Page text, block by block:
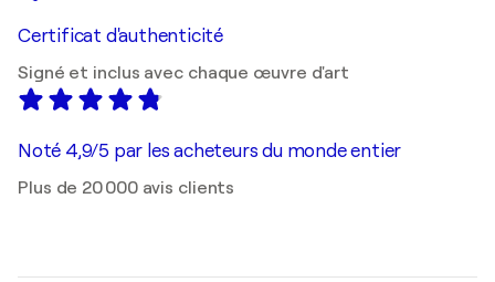
Certificat d'authenticité
Signé et inclus avec chaque œuvre d'art
Noté 4,9/5 par les acheteurs du monde entier
Plus de 20 000 avis clients